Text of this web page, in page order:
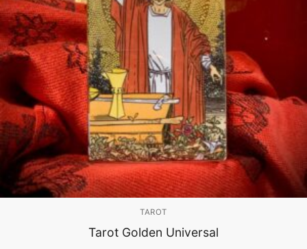
TAROT
Tarot Golden Universal